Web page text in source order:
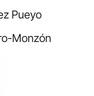
Pueyo
Monzón